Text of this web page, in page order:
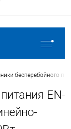
бесперебойного
EN-